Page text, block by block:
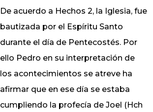
De acuerdo a Hechos 2, la Iglesia, fue
bautizada por el Espíritu Santo
durante el día de Pentecostés. Por
ello Pedro en su interpretación de
los acontecimientos se atreve ha
afirmar que en ese día se estaba
cumpliendo la profecía de Joel (Hch